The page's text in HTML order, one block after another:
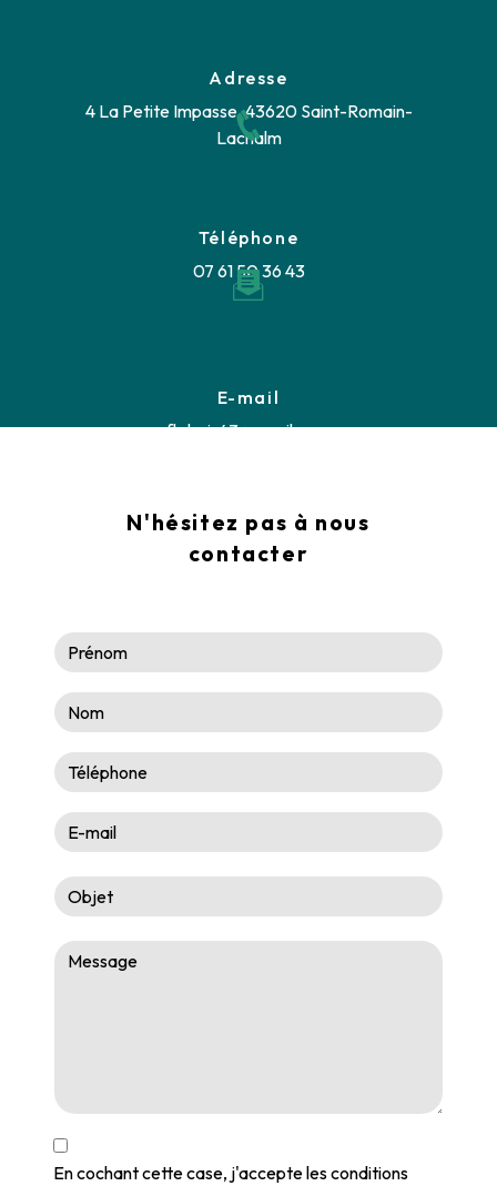
Adresse
4 La Petite Impasse, 43620 Saint-Romain-
Lachalm
Téléphone
07 61 50 36 43
E-mail
fb.bois43@gmail.com
N'hésitez pas à nous
contacter
En cochant cette case, j'accepte les conditions